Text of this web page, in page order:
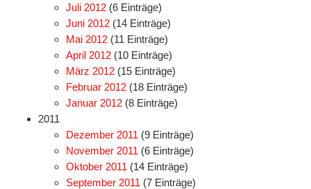
Juli 2012 (6 Einträge)
Juni 2012 (14 Einträge)
Mai 2012 (11 Einträge)
April 2012 (10 Einträge)
März 2012 (15 Einträge)
Februar 2012 (18 Einträge)
Januar 2012 (8 Einträge)
2011
Dezember 2011 (9 Einträge)
November 2011 (6 Einträge)
Oktober 2011 (14 Einträge)
September 2011 (7 Einträge)